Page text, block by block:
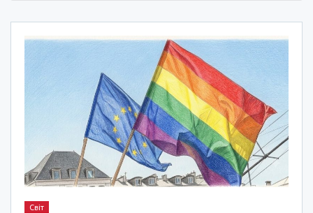
Світ